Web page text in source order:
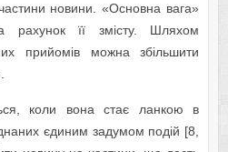
новини. «Основна вага»
рахунок її змісту. Шляхом
прийомів можна збільшити
коли вона стає ланкою в
єдиним задумом подій [8,